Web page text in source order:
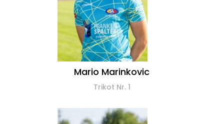
Mario Marinkovic
Trikot Nr. 1